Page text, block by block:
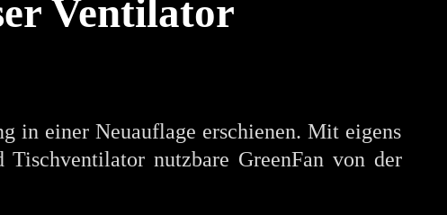
Ventilator
in einer Neuauflage erschienen. Mit eigens
nutzbare GreenFan von der